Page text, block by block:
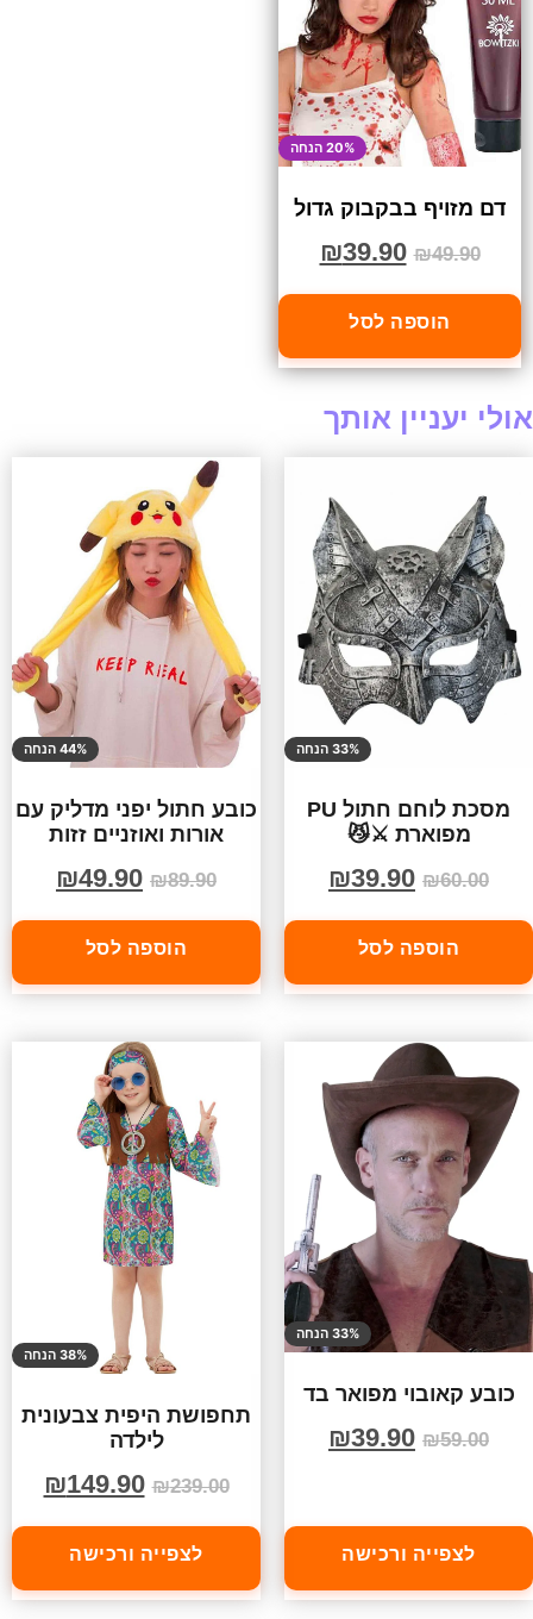
20% הנחה
דם מזויף בבקבוק גדול
₪49.90
₪39.90
הוספה לסל
אולי יעניין אותך
33% הנחה
מסכת לוחם חתול PU
מפוארת ⚔️😼
₪60.00
₪39.90
הוספה לסל
44% הנחה
כובע חתול יפני מדליק עם
אורות ואוזניים זזות
₪89.90
₪49.90
הוספה לסל
33% הנחה
כובע קאובוי מפואר בד
₪59.00
₪39.90
לצפייה ורכישה
38% הנחה
תחפושת היפית צבעונית
לילדה
₪239.00
₪149.90
לצפייה ורכישה